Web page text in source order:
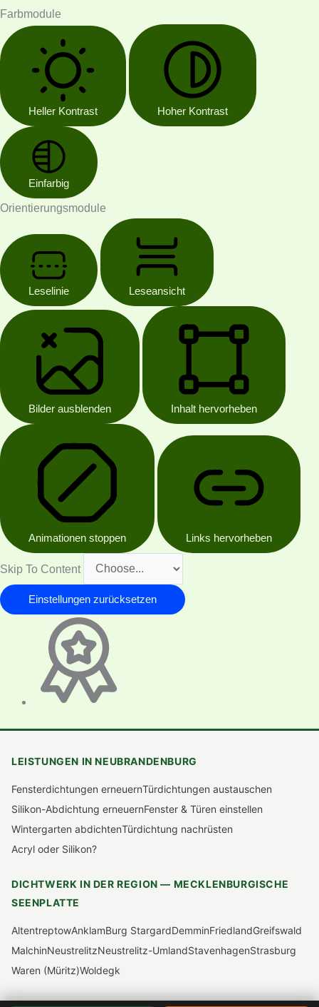
Farbmodule
Heller Kontrast Hoher Kontrast
Einfarbig
Orientierungsmodule
Leselinie Leseansicht
Bilder ausblenden Inhalt hervorheben
Animationen stoppen Links hervorheben
Skip To Content
Einstellungen zurücksetzen
LEISTUNGEN IN NEUBRANDENBURG
Fensterdichtungen erneuernTürdichtungen austauschen
Silikon-Abdichtung erneuernFenster & Türen einstellen
Wintergarten abdichtenTürdichtung nachrüsten
Acryl oder Silikon?
DICHTWERK IN DER REGION — MECKLENBURGISCHE
SEENPLATTE
AltentreptowAnklamBurg StargardDemminFriedlandGreifswald
MalchinNeustrelitzNeustrelitz-UmlandStavenhagenStrasburg
Waren (Müritz)Woldegk